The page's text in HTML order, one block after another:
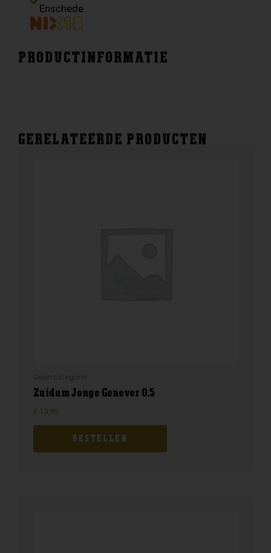
aantalEnschede
PRODUCTINFORMATIE
GERELATEERDE PRODUCTEN
Zuidam Jonge Genever 0.5
€ 13,99
BESTELLEN